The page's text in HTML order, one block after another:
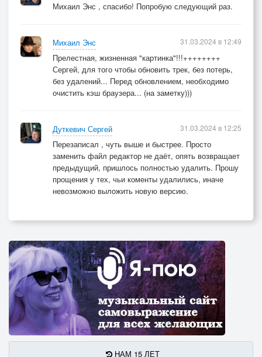
Михаил Энс , спасибо! Попробую следующий раз.
Михаил Энс
Прелестная, жизненная "картинка"!!!++++++++
Сергей, для того чтобы обновить трек, без потерь,
без удалений... Перед обновлением, необходимо
очистить кэш браузера... (на заметку)))
31.03.2024 в 12:49
Дуткевич Сергей
Перезаписал , чуть выше и быстрее. Просто
заменить файл редактор не даёт, опять возвращает
предыдущий, пришлось полностью удалить. Прошу
прощения у тех, чьи коменты удалились, иначе
невозможно выложить новую версию.
31.03.2024 в 12:25
НАМ 15 ЛЕТ